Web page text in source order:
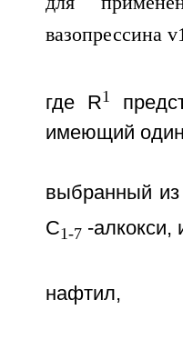
где R1
имеющий один
выбранный
C1-7-алкокси,
нафтил,